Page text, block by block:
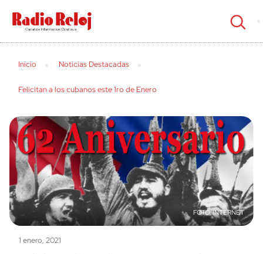
cerrar
Inicio Noticias Destacadas
Felicitan a los cubanos este 1ro de Enero
INTERNET
1 enero, 2021